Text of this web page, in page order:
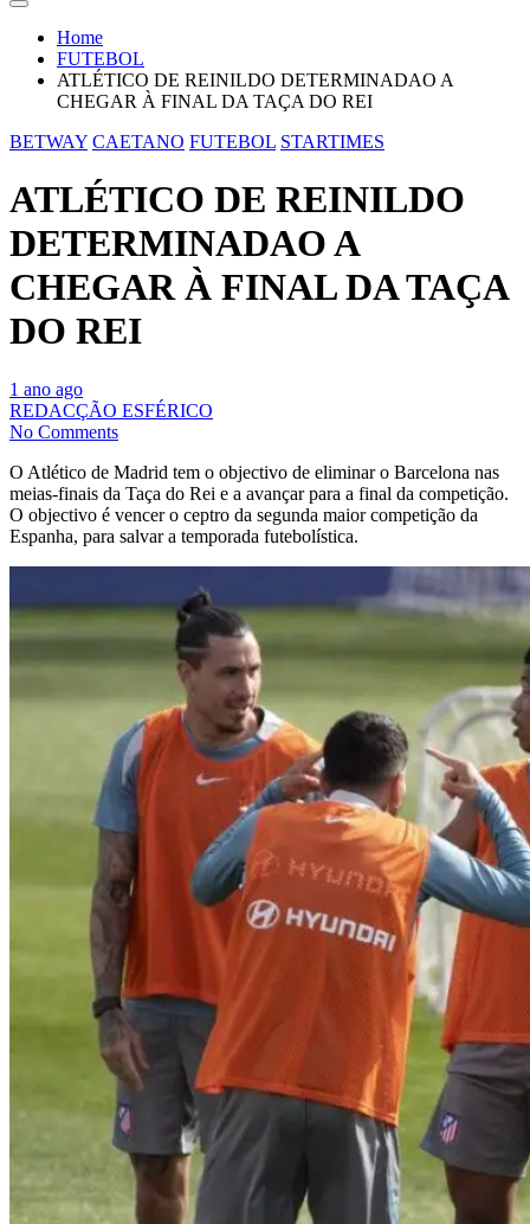
Home
FUTEBOL
ATLÉTICO DE REINILDO DETERMINADAO A
CHEGAR À FINAL DA TAÇA DO REI
BETWAY CAETANO FUTEBOL STARTIMES
ATLÉTICO DE REINILDO
DETERMINADAO A
CHEGAR À FINAL DA TAÇA
DO REI
1 ano ago
REDACÇÃO ESFÉRICO
No Comments
O Atlético de Madrid tem o objectivo de eliminar o Barcelona nas
meias-finais da Taça do Rei e a avançar para a final da competição.
O objectivo é vencer o ceptro da segunda maior competição da
Espanha, para salvar a temporada futebolística.